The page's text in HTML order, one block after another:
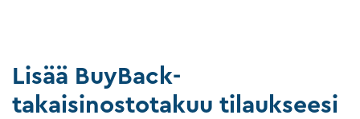
Lisää BuyBack-
takaisinostotakuu tilaukseesi